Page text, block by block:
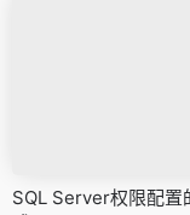
SQL Server权限配置